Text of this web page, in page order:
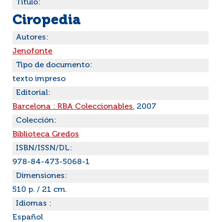
Título:
Ciropedia
Autores:
Jenofonte
Tipo de documento:
texto impreso
Editorial:
Barcelona : RBA Coleccionables, 2007
Colección:
Biblioteca Gredos
ISBN/ISSN/DL:
978-84-473-5068-1
Dimensiones:
510 p. / 21 cm.
Idiomas :
Español